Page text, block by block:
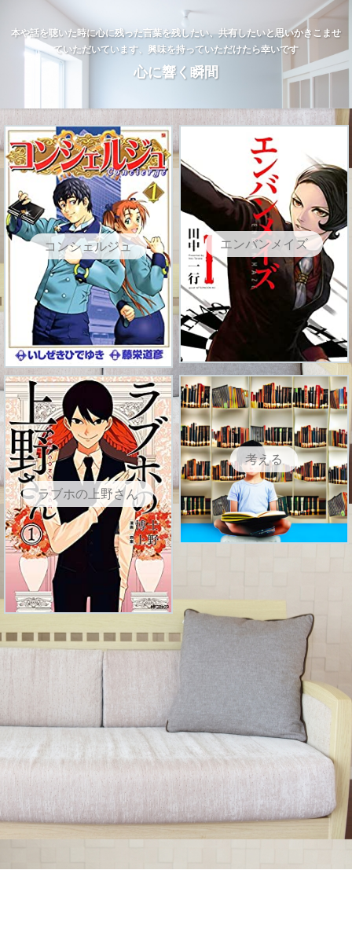
本や話を聴いた時に心に残った言葉を残したい、共有したいと思いかきこませ
ていただいています、興味を持っていただけたら幸いです
心に響く瞬間
コンシェルジュ エンバンメイズ
ラブホの上野さん
考える